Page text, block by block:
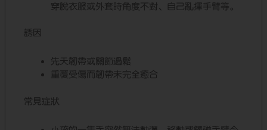
穿脫衣服或外套時角度不對、自己亂揮手臂等。
誘因
先天韌帶或關節過鬆
重覆受傷而韌帶未完全癒合
常見症狀